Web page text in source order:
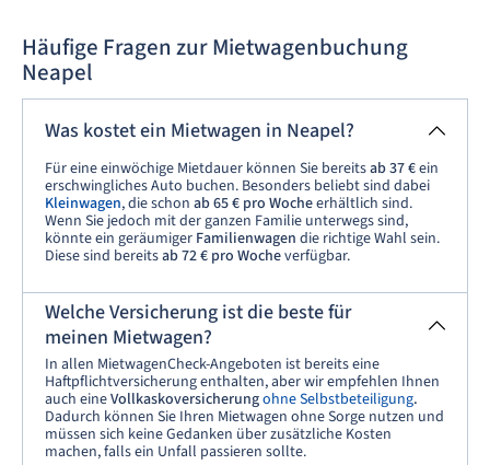
Häufige Fragen zur Mietwagenbuchung
Neapel
Was kostet ein Mietwagen in Neapel?
Für eine einwöchige Mietdauer können Sie bereitsab 37 €ein
erschwingliches Auto buchen. Besonders beliebt sind dabei
Kleinwagen, die schon ab 65 € pro Wocheerhältlich sind.
Wenn Sie jedoch mit der ganzen Familie unterwegs sind,
könnte ein geräumiger Familienwagen die richtige Wahl sein.
Diese sind bereitsab 72 € pro Wocheverfügbar.
Welche Versicherung ist die beste für
meinen Mietwagen?
In allen MietwagenCheck-Angeboten ist bereits eine
Haftpflichtversicherung enthalten, aber wir empfehlen Ihnen
auch eineVollkaskoversicherungohne Selbstbeteiligung.
Dadurch können Sie Ihren Mietwagen ohne Sorge nutzen und
müssen sich keine Gedanken über zusätzliche Kosten
machen, falls ein Unfall passieren sollte.